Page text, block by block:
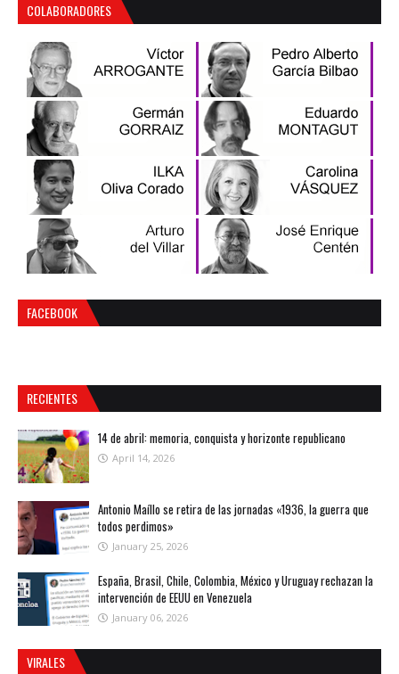
COLABORADORES
FACEBOOK
RECIENTES
14 de abril: memoria, conquista y horizonte republicano
April 14, 2026
Antonio Maíllo se retira de las jornadas «1936, la guerra que
todos perdimos»
January 25, 2026
España, Brasil, Chile, Colombia, México y Uruguay rechazan la
intervención de EEUU en Venezuela
January 06, 2026
VIRALES